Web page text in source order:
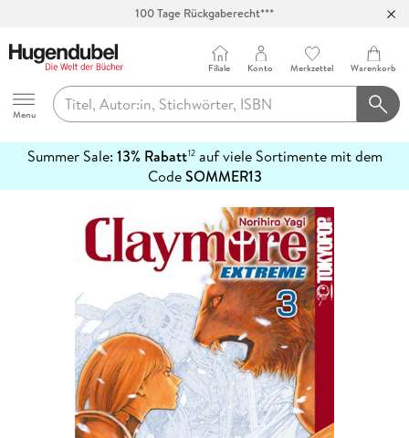
100 Tage Rückgaberecht***
Hugendubel
Menu
Filiale Konto Merkzettel Warenkorb
Summer Sale: 13% Rabatt12auf viele Sortimente mit dem
CodeSOMMER13
erfahren